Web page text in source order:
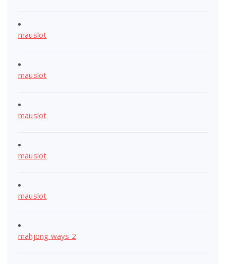
mauslot
mauslot
mauslot
mauslot
mauslot
mahjong ways 2